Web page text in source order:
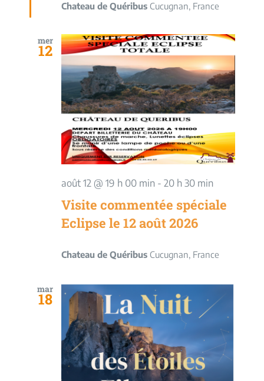
Chateau de Quéribus Cucugnan, France
mer
12
août 12 @ 19 h 00 min- 20 h 30 min
Visite commentée spéciale
Eclipse le 12 août 2026
Chateau de Quéribus Cucugnan, France
mar
18